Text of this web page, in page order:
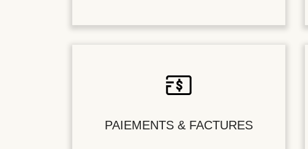
PAIEMENTS & FACTURES